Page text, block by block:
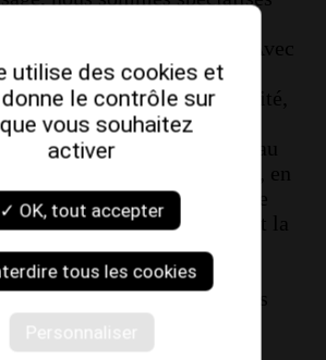
l'installation de piscines
dans le Morbihan. Avec
et notre savoir-faire, nous
sur mesure de qualité,
votre budget et votre
nos clients tout au
de construction de piscine, en
décennale qui couvre
dans les 10 ans suivant la
piscine.
bassins peuvent aussi vous
utilise des cookies et
le contrôle sur
vous souhaitez
activer
✓ OK, tout accepter
tous les cookies
Personnaliser